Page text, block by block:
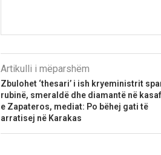
Artikulli i mëparshëm
Zbulohet ‘thesari’ i ish kryeministrit
rubinë, smeraldë dhe diamantë në
e Zapateros, mediat: Po bëhej gati të
arratisej në Karakas